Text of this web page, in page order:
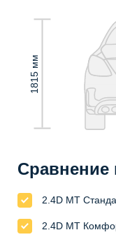
1815 мм
Сравнение
2.4D MT
2.4D MT